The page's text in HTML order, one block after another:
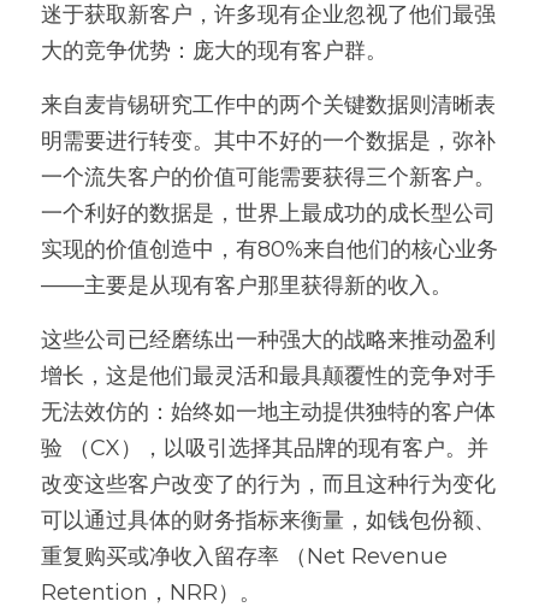
迷于获取新客户，许多现有企业忽视了他们最强
大的竞争优势：庞大的现有客户群。
来自麦肯锡研究工作中的两个关键数据则清晰表
明需要进行转变。其中不好的一个数据是，弥补
一个流失客户的价值可能需要获得三个新客户。
一个利好的数据是，世界上最成功的成长型公司
实现的价值创造中，有80%来自他们的核心业务
——主要是从现有客户那里获得新的收入。
这些公司已经磨练出一种强大的战略来推动盈利
增长，这是他们最灵活和最具颠覆性的竞争对手
无法效仿的：始终如一地主动提供独特的客户体
验 （CX），以吸引选择其品牌的现有客户。并
改变这些客户改变了的行为，而且这种行为变化
可以通过具体的财务指标来衡量，如钱包份额、
重复购买或净收入留存率 （Net Revenue
Retention，NRR）。